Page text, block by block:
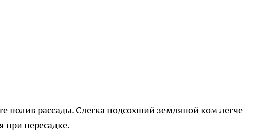
полив рассады. Слегка подсохший земляной ком легче
при пересадке.